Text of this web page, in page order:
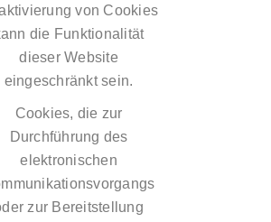
von Cookies
die Funktionalität
dieser Website
eingeschränkt sein.
Cookies, die zur
Durchführung des
elektronischen
zur Bereitstellung